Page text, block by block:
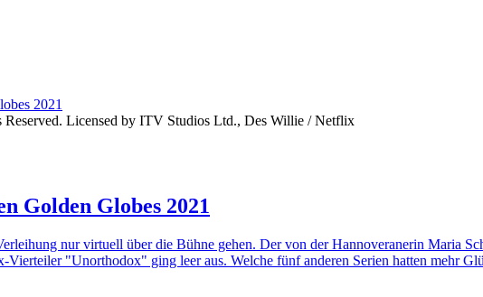
Licensed by ITV Studios Ltd., Des Willie / Netflix
Golden Globes 2021
nur virtuell über die Bühne gehen. Der von der Hannoveranerin Maria
"Unorthodox" ging leer aus. Welche fünf anderen Serien hatten mehr